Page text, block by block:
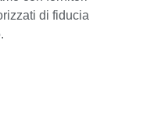
di fiducia